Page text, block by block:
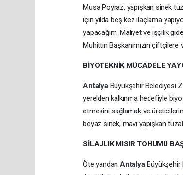
Musa Poyraz, yapışkan sinek
için yılda beş kez ilaçlama
yapacağım. Maliyet ve işçilik
Muhittin Başkanımızın çiftçilere
BİYOTEKNİK MÜCADELE
Antalya Büyükşehir Belediyesi
yerelden kalkınma hedefiyle
etmesini sağlamak ve
beyaz sinek, mavi yapışkan
SİLAJLIK MISIR TOHUMU
Öte yandan AntalyaBüyükşehir